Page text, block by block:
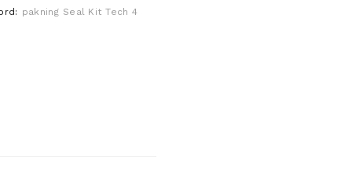
pakning Seal Kit Tech 4